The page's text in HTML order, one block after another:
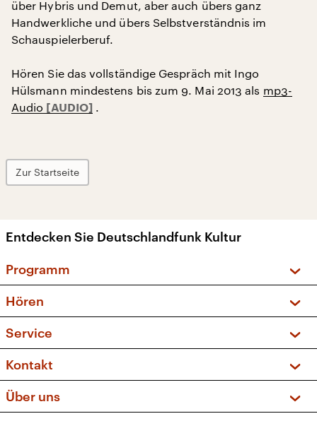
über Hybris und Demut, aber auch übers ganz
Handwerkliche und übers Selbstverständnis im
Schauspielerberuf.
Hören Sie das vollständige Gespräch mit Ingo
Hülsmann mindestens bis zum 9. Mai 2013 als mp3-
Audio
.
Zur Startseite
Entdecken Sie Deutschlandfunk Kultur
Programm
Sendungen und Podcasts
Musikliste
Kakadu – Das Kinderprogramm
Hören
Frequenzen (UKW + DAB+)
Service
FAQ
Apps
Newsletter
Kontakt
Social Media
Über uns